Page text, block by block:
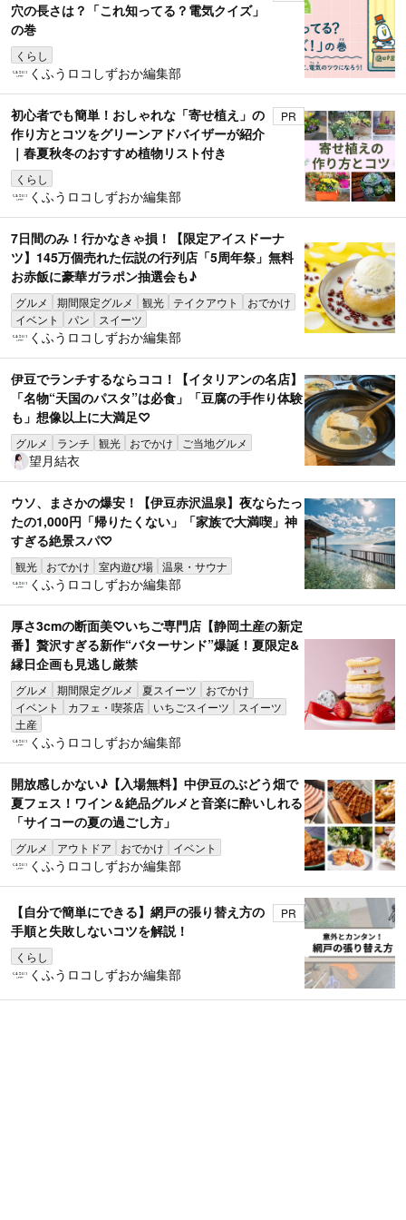
穴の長さは？「これ知ってる？電気クイズ」
の巻
くらし
くふうロコしずおか編集部
初心者でも簡単！おしゃれな「寄せ植え」の
作り方とコツをグリーンアドバイザーが紹介
｜春夏秋冬のおすすめ植物リスト付き
くらし
PR
くふうロコしずおか編集部
7日間のみ！行かなきゃ損！【限定アイスドーナ
ツ】145万個売れた伝説の行列店「5周年祭」無料
お赤飯に豪華ガラポン抽選会も♪
グルメ 期間限定グルメ 観光 テイクアウト
おでかけ
イベント
パン スイーツ
くふうロコしずおか編集部
伊豆でランチするならココ！【イタリアンの名店】
「名物“天国のパスタ”は必食」「豆腐の手作り体験
も」想像以上に大満足♡
グルメ ランチ 観光 おでかけ ご当地グルメ
望月結衣
ウソ、まさかの爆安！【伊豆赤沢温泉】夜ならたっ
たの1,000円「帰りたくない」「家族で大満喫」神
すぎる絶景スパ♡
観光 おでかけ 室内遊び場 温泉・サウナ
くふうロコしずおか編集部
厚さ3cmの断面美♡いちご専門店【静岡土産の新定
番】贅沢すぎる新作“バターサンド”爆誕！夏限定&
縁日企画も見逃し厳禁
グルメ 期間限定グルメ 夏スイーツ
おでかけ
イベント
カフェ・喫茶店 いちごスイーツ
スイーツ
土産
くふうロコしずおか編集部
開放感しかない♪【入場無料】中伊豆のぶどう畑で
夏フェス！ワイン＆絶品グルメと音楽に酔いしれる
「サイコーの夏の過ごし方」
グルメ アウトドア おでかけ イベント
くふうロコしずおか編集部
【自分で簡単にできる】網戸の張り替え方の
手順と失敗しないコツを解説！
くらし
PR
くふうロコしずおか編集部